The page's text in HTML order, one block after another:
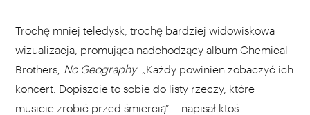
Trochę mniej teledysk, trochę bardziej widowiskowa
wizualizacja, promująca nadchodzący album Chemical
Brothers, No Geography. „Każdy powinien zobaczyć ich
koncert. Dopiszcie to sobie do listy rzeczy, które
musicie zrobić przed śmiercią” – napisał ktoś